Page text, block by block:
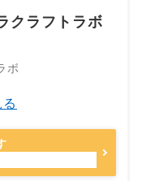
クラフトラボ
ボ